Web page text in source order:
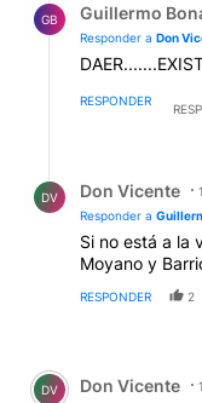
GB Guillermo
Responder a Don
RESPONDER
DV Don Vicente
Responder a
Si no está a la
Moyano y
RESPONDER 2
Comentario de Don
DV Don Vicente